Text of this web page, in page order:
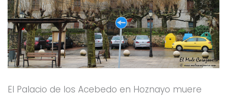
El Palacio de los Acebedo en Hoznayo muere